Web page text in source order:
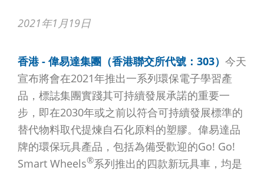
獎項與嘉許
報告和政策
繁體中文
English
繁體中文
Français
2021年1月19日
香港 - 偉易達集團（香港聯交所代號：303） 今天
宣布將會在2021年推出一系列環保電子學習產
品，標誌集團實踐其可持續發展承諾的重要一
步，即在2030年或之前以符合可持續發展標準的
替代物料取代提煉自石化原料的塑膠。偉易達品
牌的環保玩具產品，包括為備受歡迎的Go! Go!
Smart Wheels®系列推出的四款新玩具車，均是